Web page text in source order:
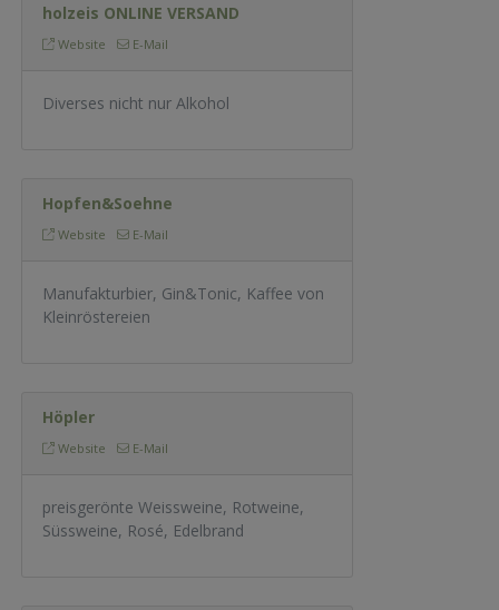
holzeis ONLINE VERSAND
Website E-Mail
Diverses nicht nur Alkohol
Hopfen&Soehne
Website E-Mail
Manufakturbier, Gin&Tonic, Kaffee von
Kleinröstereien
Höpler
Website E-Mail
preisgerönte Weissweine, Rotweine,
Süssweine, Rosé, Edelbrand